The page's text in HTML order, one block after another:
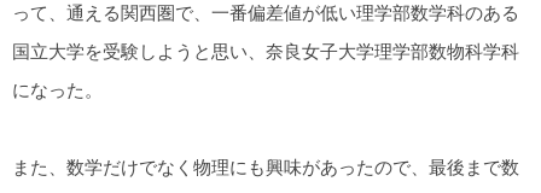
って、通える関西圏で、一番偏差値が低い理学部数学科のある
国立大学を受験しようと思い、奈良女子大学理学部数物科学科
になった。
また、数学だけでなく物理にも興味があったので、最後まで数